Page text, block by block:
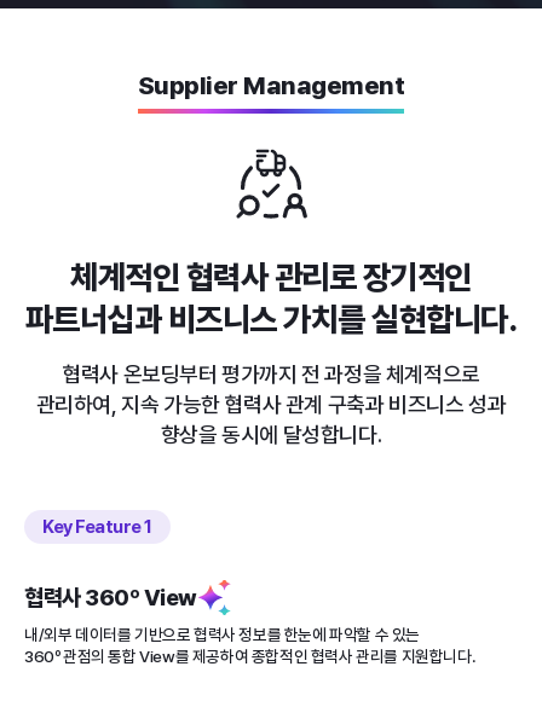
Supplier Management
체계적인 협력사 관리로장기적인
파트너십과 비즈니스 가치를 실현합니다.
협력사 온보딩부터 평가까지 전 과정을 체계적으로
관리하여,지속 가능한 협력사 관계 구축과 비즈니스 성과
향상을 동시에 달성합니다.
Key Feature
협력사 360º View
내/외부 데이터를 기반으로 협력사 정보를 한눈에 파악할 수 있는
360º 관점의 통합 View를 제공하여 종합적인 협력사 관리를 지원합니다.